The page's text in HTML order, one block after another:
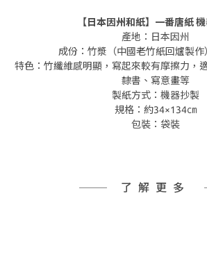
【日本因州和紙】一番唐紙
產地：日本因州
成份：竹漿（中國老竹紙回爐製
特色：竹纖維感明顯，寫起來較有摩擦力，
隸書、寫意畫等
製紙方式：機器抄製
規格：約34×134㎝
包裝：袋裝
了解更多